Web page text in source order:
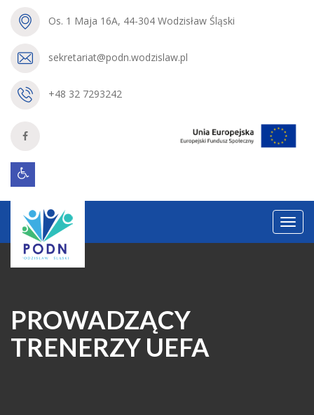
Os. 1 Maja 16A, 44-304 Wodzisław Śląski
sekretariat@podn.wodzislaw.pl
+48 32 7293242
Menu
PROWADZĄCY
TRENERZY UEFA